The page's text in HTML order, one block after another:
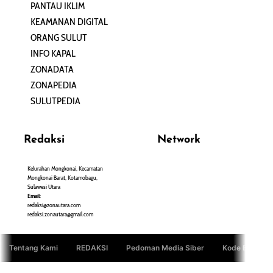
PANTAU IKLIM
KEAMANAN DIGITAL
ORANG SULUT
INFO KAPAL
ZONADATA
ZONAPEDIA
SULUTPEDIA
Redaksi
Kelurahan Mongkonai, Kecamatan
Mongkonai Barat, Kotamobagu,
Sulawesi Utara
Email:
redaksi@zonautara.com
redaksi.zonautara@gmail.com
Network
Tentang Kami REDAKSI Pedoman Media Siber Kode Etik